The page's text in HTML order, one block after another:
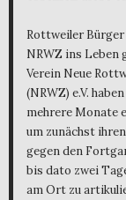
Rottweiler Bürger
NRWZ ins Leben
Verein Neue
(NRWZ) e.V.
mehrere Monate
um zunächst
gegen den
bis dato zwei
am Ort zu